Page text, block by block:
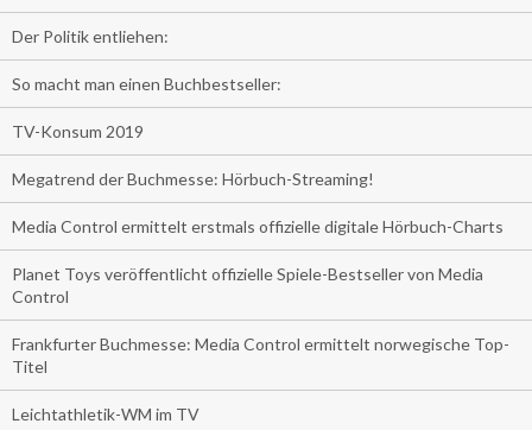
Der Politik entliehen:
So macht man einen Buchbestseller:
TV-Konsum 2019
Megatrend der Buchmesse: Hörbuch-Streaming!
Media Control ermittelt erstmals offizielle digitale Hörbuch-Charts
Planet Toys veröffentlicht offizielle Spiele-Bestseller von Media
Control
Frankfurter Buchmesse: Media Control ermittelt norwegische Top-
Titel
Leichtathletik-WM im TV